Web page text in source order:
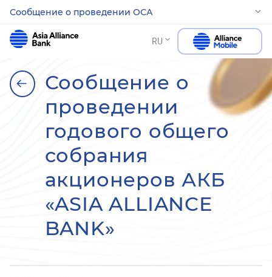
Сообщение о проведении ОСА
RU
Сообщение о
проведении
годового общего
собрания
акционеров АКБ
«ASIA ALLIANCE
BANK»